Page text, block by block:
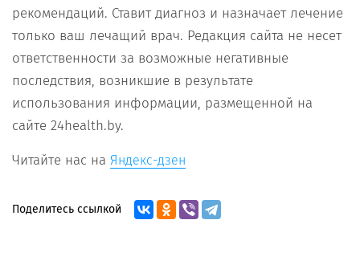
рекомендаций. Ставит диагноз и назначает лечение
только ваш лечащий врач. Редакция сайта не несет
ответственности за возможные негативные
последствия, возникшие в результате
использования информации, размещенной на
сайте 24health.by.
Читайте нас на Яндекс-дзен
Поделитесь ссылкой